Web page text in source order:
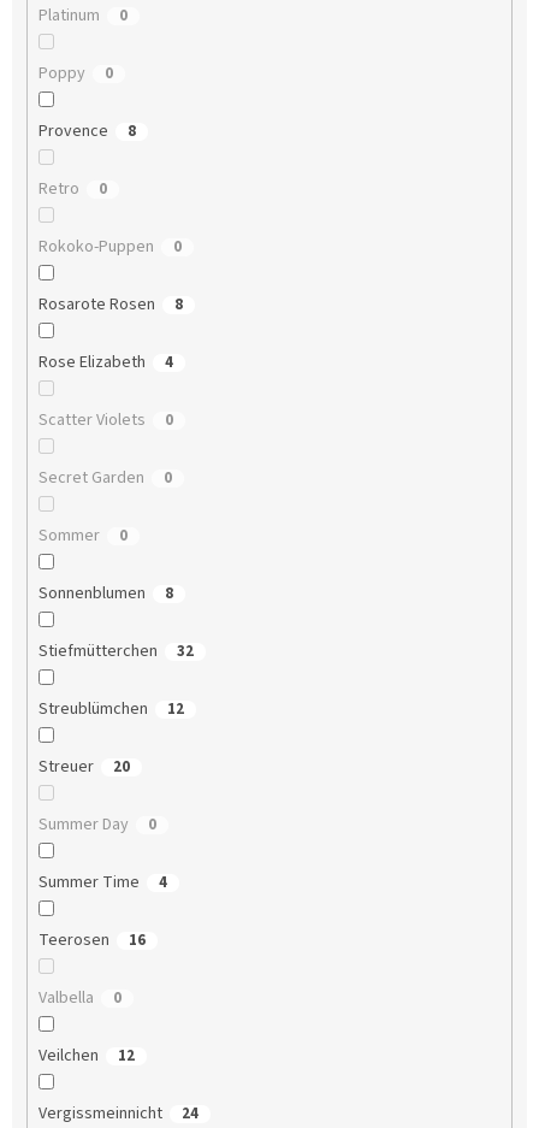
Platinum 0
Poppy 0
Provence 8
Retro 0
Rokoko-Puppen 0
Rosarote Rosen 8
Rose Elizabeth 4
Scatter Violets 0
Secret Garden 0
Sommer 0
Sonnenblumen 8
Stiefmütterchen 32
Streublümchen 12
Streuer 20
Summer Day 0
Summer Time 4
Teerosen 16
Valbella 0
Veilchen 12
Vergissmeinnicht 24